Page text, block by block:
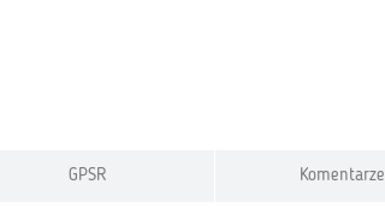
GPSR Komentarze